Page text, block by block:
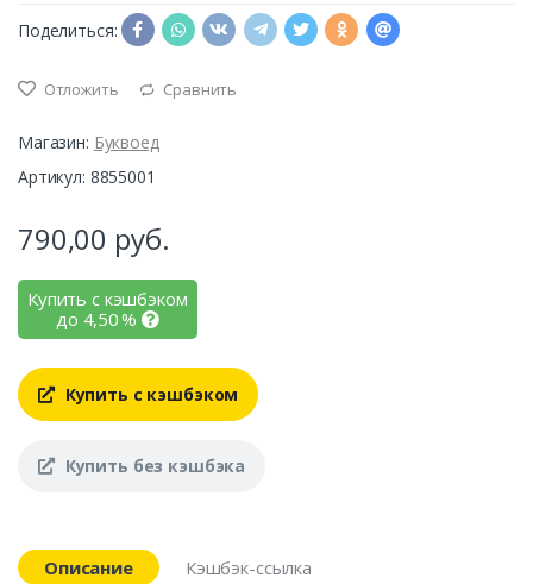
Поделиться:
Отложить Сравнить
Магазин: Буквоед
Артикул: 8855001
790,00 руб.
Купить с кэшбэком
до 4,50%
Купить с кэшбэком
Купить без кэшбэка
Описание
Кэшбэк-ссылка